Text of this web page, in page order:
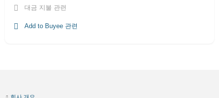
대금 지불 관련
Add to Buyee 관련